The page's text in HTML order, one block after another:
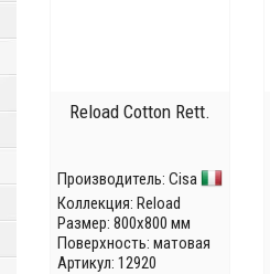
Reload Cotton Rett.
Производитель: Cisa
Коллекция: Reload
Размер: 800x800 мм
Поверхность: матовая
Артикул: 12920